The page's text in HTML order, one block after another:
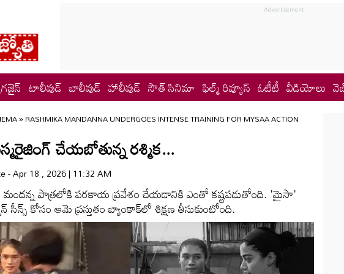
టాలీవుడ్ బాలీవుడ్ హాలీవుడ్ సౌత్ సినిమా ఫిల్మ్ రివ్యూస్ ఓటీటీ వీడియోలు
»RASHMIKA MANDANNA UNDERGOES INTENSE TRAINING FOR MYSAA ACTION
చేయబోతున్న రశ్మిక...
- Apr 18 , 2026 | 11:32 AM
మందన్న పాత్రలోకి పరకాయ ప్రవేశం చేయడానికి ఎంతో కష్టపడుతోంది. 'మైసా'
కోసం ఆమె ప్రస్తుతం బ్యాంకాక్‌లో శిక్షణ తీసుకుంటోంది.